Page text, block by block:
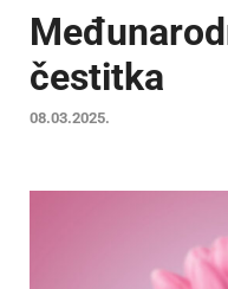
čestitka
08.03.2025.